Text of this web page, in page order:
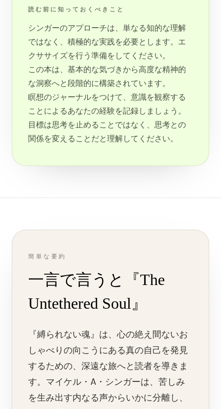
読む前に知っておくべきこと
シンガーのアプローチは、単なる知的な理解
ではなく、積極的な実践を必要とします。エ
クササイズを行う準備をしてください。
この本は、基本的な気づきから高度な精神的
な洞察へと段階的に構築されています。
瞑想のジャーナルをつけて、意識を観察する
ことによるあなたの経験を記録しましょう。
目標は思考を止めることではなく、思考との
関係を変えることだと理解してください。
簡単な要約
一言で言うと『The
Untethered Soul』
『縛られない魂』は、心の絶え間ないお
しゃべりの向こうにある真の自己を発見
するための、深遠な旅へと読者を導きま
す。マイケル・A・シンガーは、苦しみ
を生み出す内なる声からいかに分離し、